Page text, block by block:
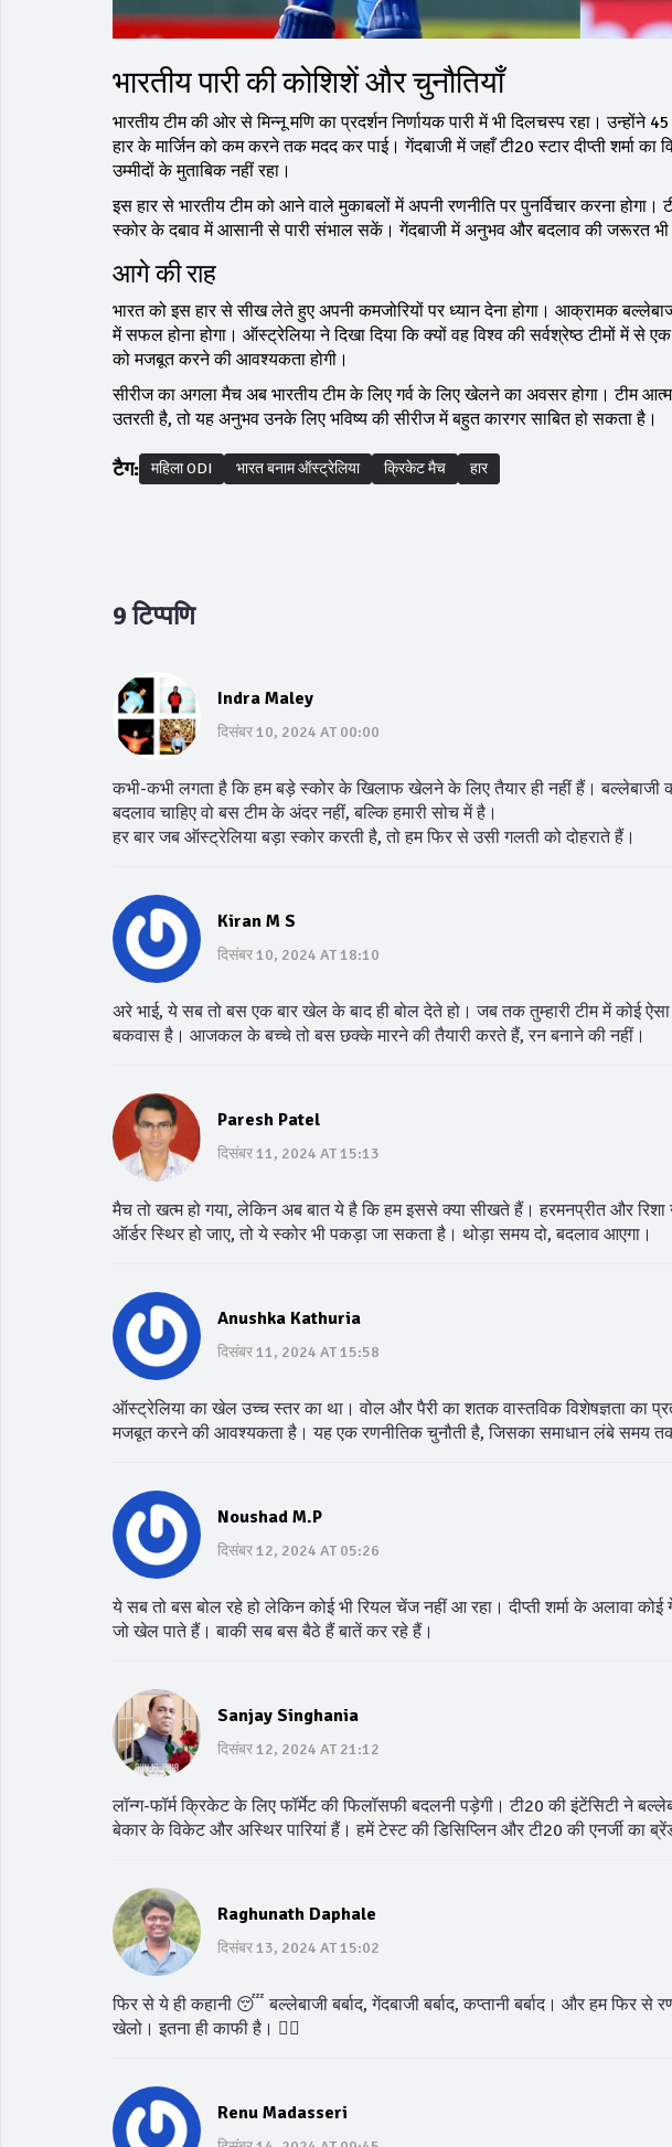
भारतीय पारी की कोशिशें और चुनौतियाँ
भारतीय टीम की ओर से मिन्नू मणि का प्रदर्शन निर्णायक पारी में भी दिलचस्प रहा। उन्होंने
हार के मार्जिन को कम करने तक मदद कर पाई। गेंदबाजी में जहाँ टी20 स्टार दीप्ती शर्मा का
उम्मीदों के मुताबिक नहीं रहा।
इस हार से भारतीय टीम को आने वाले मुकाबलों में अपनी रणनीति पर पुनर्विचार करना
स्कोर के दबाव में आसानी से पारी संभाल सकें। गेंदबाजी में अनुभव और बदलाव की जरूरत भी
आगे की राह
भारत को इस हार से सीख लेते हुए अपनी कमजोरियों पर ध्यान देना होगा। आक्रामक
में सफल होना होगा। ऑस्ट्रेलिया ने दिखा दिया कि क्यों वह विश्व की सर्वश्रेष्ठ टीमों में
को मजबूत करने की आवश्यकता होगी।
सीरीज का अगला मैच अब भारतीय टीम के लिए गर्व के लिए खेलने का अवसर होगा। टीम
उतरती है, तो यह अनुभव उनके लिए भविष्य की सीरीज में बहुत कारगर साबित हो सकता है।
टैग: महिला ODI भारत बनाम ऑस्ट्रेलिया क्रिकेट मैच हार
9 टिप्पणि
Indra Maley
दिसंबर 10, 2024 AT 00:00
कभी-कभी लगता है कि हम बड़े स्कोर के खिलाफ खेलने के लिए तैयार ही नहीं हैं।
बदलाव चाहिए वो बस टीम के अंदर नहीं, बल्कि हमारी सोच में है।
हर बार जब ऑस्ट्रेलिया बड़ा स्कोर करती है, तो हम फिर से उसी गलती को दोहराते हैं।
Kiran M S
दिसंबर 10, 2024 AT 18:10
अरे भाई, ये सब तो बस एक बार खेल के बाद ही बोल देते हो। जब तक तुम्हारी टीम में कोई
बकवास है। आजकल के बच्चे तो बस छक्के मारने की तैयारी करते हैं, रन बनाने की नहीं।
Paresh Patel
दिसंबर 11, 2024 AT 15:13
मैच तो खत्म हो गया, लेकिन अब बात ये है कि हम इससे क्या सीखते हैं। हरमनप्रीत और
ऑर्डर स्थिर हो जाए, तो ये स्कोर भी पकड़ा जा सकता है। थोड़ा समय दो, बदलाव आएगा।
Anushka Kathuria
दिसंबर 11, 2024 AT 15:58
ऑस्ट्रेलिया का खेल उच्च स्तर का था। वोल और पैरी का शतक वास्तविक विशेषज्ञता का
मजबूत करने की आवश्यकता है। यह एक रणनीतिक चुनौती है, जिसका समाधान लंबे समय
Noushad M.P
दिसंबर 12, 2024 AT 05:26
ये सब तो बस बोल रहे हो लेकिन कोई भी रियल चेंज नहीं आ रहा। दीप्ती शर्मा के अलावा
जो खेल पाते हैं। बाकी सब बस बैठे हैं बातें कर रहे हैं।
Sanjay Singhania
दिसंबर 12, 2024 AT 21:12
लॉन्ग-फॉर्म क्रिकेट के लिए फॉर्मेट की फिलॉसफी बदलनी पड़ेगी। टी20 की इंटेंसिटी ने
बेकार के विकेट और अस्थिर पारियां हैं। हमें टेस्ट की डिसिप्लिन और टी20 की एनर्जी का ब्रेंड
Raghunath Daphale
दिसंबर 13, 2024 AT 15:02
फिर से ये ही कहानी 😴 बल्लेबाजी बर्बाद, गेंदबाजी बर्बाद, कप्तानी बर्बाद। और हम फिर
खेलो। इतना ही काफी है। 🤦‍♂️
Renu Madasseri